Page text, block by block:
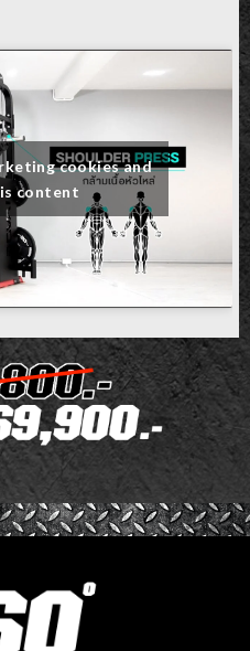
cookies and
content